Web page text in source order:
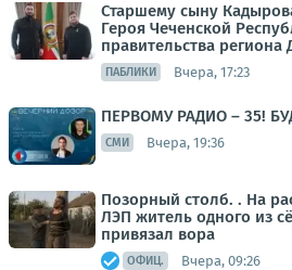
Старшему сыну
Героя Чеченской
правительства региона
ПАБЛИКИ Вчера, 17:23
ПЕРВОМУ РАДИО – 35!
СМИ Вчера, 19:36
Позорный столб. . На
ЛЭП житель одного из
привязал вора
ОФИЦ. Вчера, 09:26